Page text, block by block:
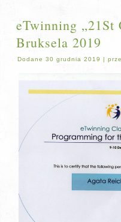
eTwinning „21St
Bruksela 2019
Dodane 30 grudnia 2019 |